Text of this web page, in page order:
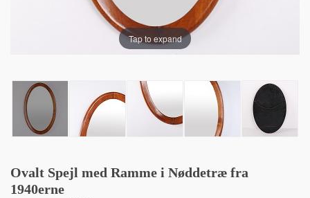
Tap to expand
Ovalt Spejl med Ramme i Nøddetræ fra
1940erne